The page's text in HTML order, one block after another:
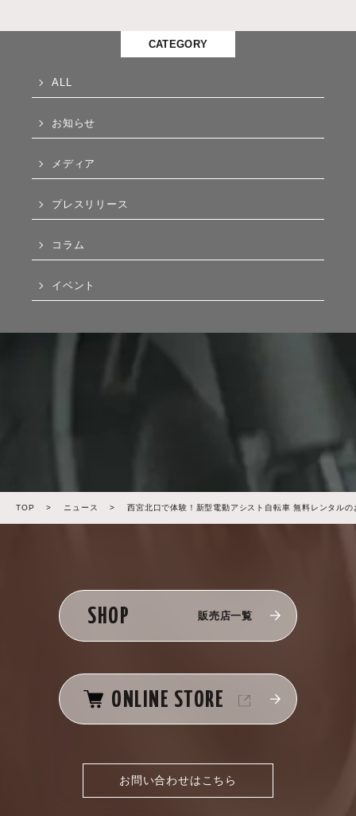
CATEGORY
ALL
お知らせ
メディア
プレスリリース
コラム
イベント
TOP > ニュース > 西宮北口で体験！新型電動アシスト自転車 無料レンタルの
SHOP 販売店一覧
ONLINE STORE
お問い合わせはこちら